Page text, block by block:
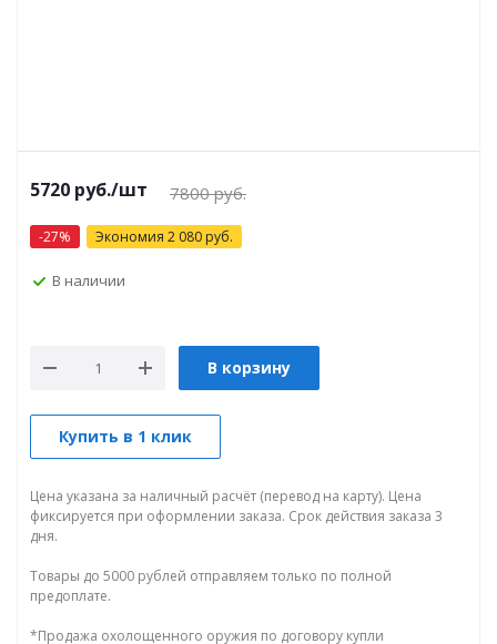
5720 руб./шт 7800 руб.
-27% Экономия 2 080 руб.
В наличии
В корзину
Купить в 1 клик
Цена указана за наличный расчёт (перевод на карту). Цена
фиксируется при оформлении заказа. Срок действия заказа 3
дня.
Товары до 5000 рублей отправляем только по полной
предоплате.
*Продажа охолощенного оружия по договору купли